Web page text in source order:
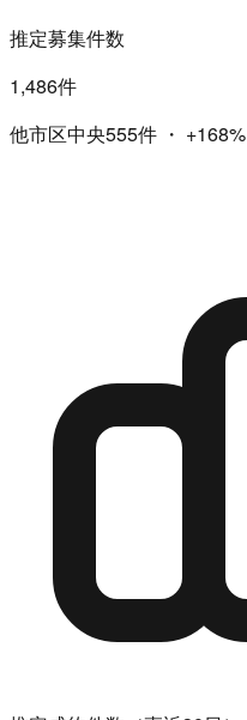
推定募集件数
1,486件
他市区中央555件 ・ +168%